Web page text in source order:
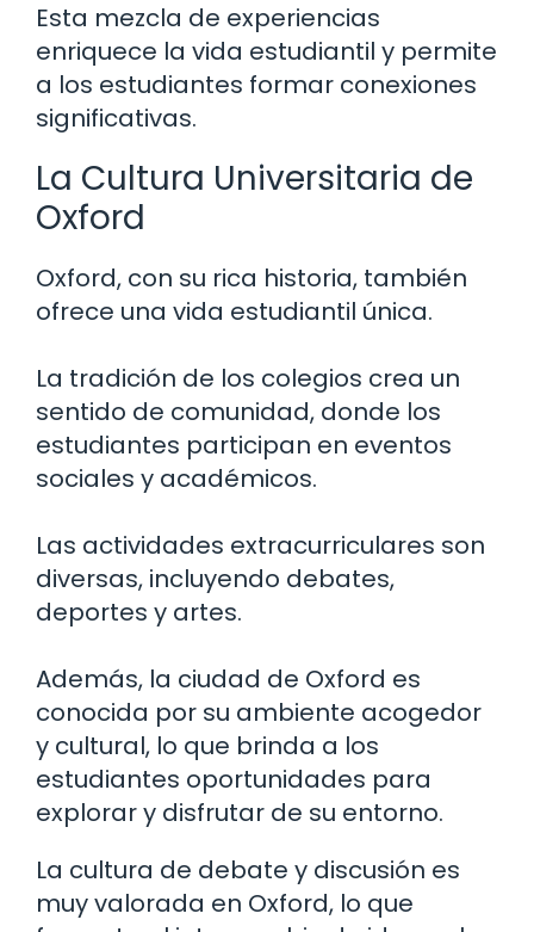
Esta mezcla de experiencias
enriquece la vida estudiantil y permite
a los estudiantes formar conexiones
significativas.
La Cultura Universitaria de
Oxford
Oxford, con su rica historia, también
ofrece una vida estudiantil única.
La tradición de los colegios crea un
sentido de comunidad, donde los
estudiantes participan en eventos
sociales y académicos.
Las actividades extracurriculares son
diversas, incluyendo debates,
deportes y artes.
Además, la ciudad de Oxford es
conocida por su ambiente acogedor
y cultural, lo que brinda a los
estudiantes oportunidades para
explorar y disfrutar de su entorno.
La cultura de debate y discusión es
muy valorada en Oxford, lo que